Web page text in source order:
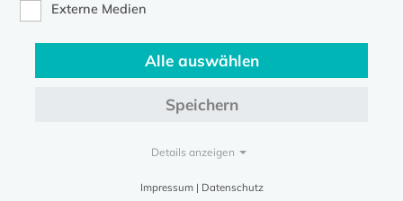
Diese Seite gehört zum Portalkirche-mv.de
Evangelische Kirche in Mecklenburg-Vorpommern © 2026
Externe Medien
Alle auswählen
Speichern
Details anzeigen
Impressum | Datenschutz